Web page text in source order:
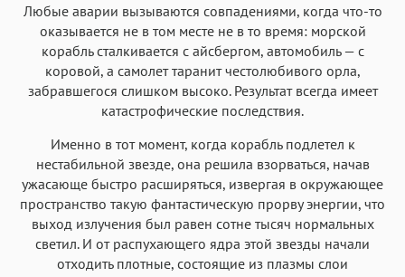
Любые аварии вызываются совпадениями, когда что-то
оказывается не в том месте не в то время: морской
корабль сталкивается с айсбергом, автомобиль — с
коровой, а самолет таранит честолюбивого орла,
забравшегося слишком высоко. Результат всегда имеет
катастрофические последствия.
Именно в тот момент, когда корабль подлетел к
нестабильной звезде, она решила взорваться, начав
ужасающе быстро расширяться, извергая в окружающее
пространство такую фантастическую прорву энергии, что
выход излучения был равен сотне тысяч нормальных
светил. И от распухающего ядра этой звезды начали
отходить плотные, состоящие из плазмы слои